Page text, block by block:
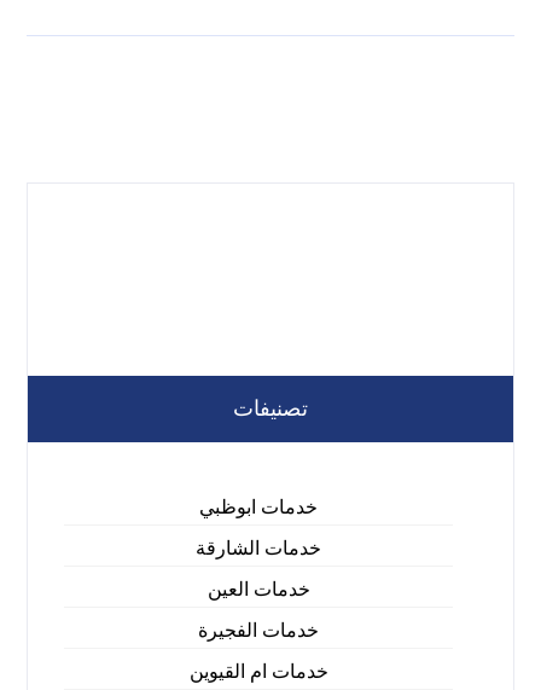
تصنيفات
خدمات ابوظبي
خدمات الشارقة
خدمات العين
خدمات الفجيرة
خدمات ام القيوين